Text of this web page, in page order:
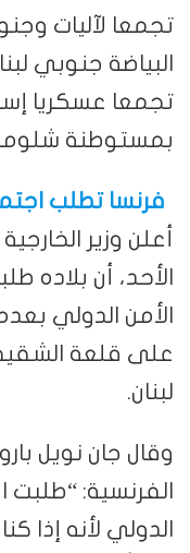
تجمعا لآليات
البياضة جنوبي
تجمعا عسكريا
بمستوطنة
فرنسا تطلب
أعلن وزير
الأحد، أن
الأمن الدولي
على قلعة
لبنان.
وقال جان نويل
الفرنسية: “طلبت
الدولي لأنه إذا